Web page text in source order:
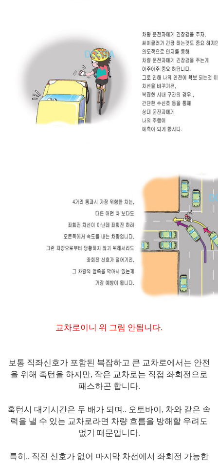
교차로이니 위 그림 안됩니다.
보통 직좌신호가 포함된 복잡하고 큰 교차로에서는 안전
을 위해 훅턴을 하지만, 작은 교차로는 직접 좌회전으로
패스하곤 합니다.
훅턴시 대기시간은 두 배가 되며.. 오토바이, 차와 같은 속
력을 낼 수 있는 교차로라면 차량 흐름을 방해할 우려도
없기 때문입니다.
특히.. 직진 신호가 없어 마지막 차선에서 좌회전 가능한